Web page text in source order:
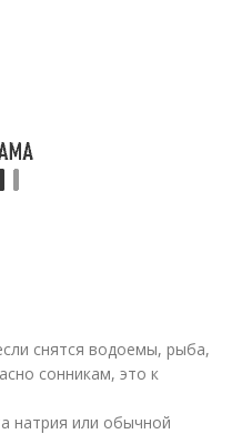
снятся водоемы, рыба,
сонникам, это к
натрия или обычной